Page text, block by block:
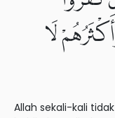
لَا
Allah sekali-kali